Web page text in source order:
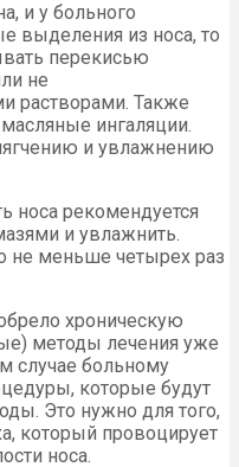
и у больного
выделения из носа, то
перекисью
не
растворами. Также
ингаляции.
и увлажнению
носа рекомендуется
и увлажнить.
не меньше четырех раз
хроническую
методы лечения уже
случае больному
которые будут
Это нужно для того,
который провоцирует
носа.